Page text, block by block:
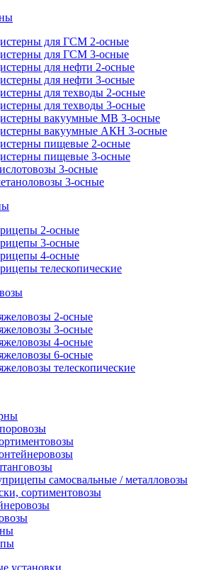
для ГСМ 2-осные
для ГСМ 3-осные
для нефти 2-осные
для нефти 3-осные
для техводы 2-осные
для техводы 3-осные
вакуумные МВ 3-осные
вакуумные АКН 3-осные
пищевые 2-осные
пищевые 3-осные
3-осные
3-осные
2-осные
3-осные
4-осные
телескопические
2-осные
3-осные
4-осные
6-осные
телескопические
самосвальные / металловозы
сортиментовозы
установки